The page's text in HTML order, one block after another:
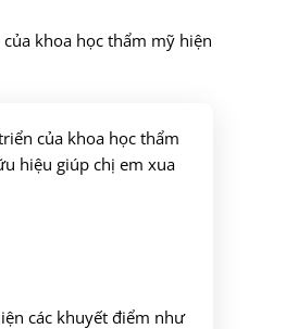
khoa học thẩm mỹ hiện
của khoa học thẩm
hiệu giúp chị em xua
các khuyết điểm như